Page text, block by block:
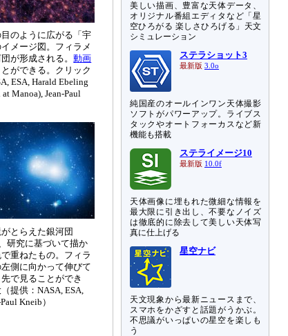
のように広がる「宇
メージ図。フィラメ
が形成される。動画
ができる。クリック
ESA, Harald Ebeling
Manoa), Jean-Paul
とらえた銀河団
研究に基づいて描か
重ねたもの。フィラ
側に向かって伸びて
で見ることができ
提供：NASA, ESA,
Kneib）
美しい描画、豊富な天体データ、
オリジナル番組エディタなど「星
空ひろがる 楽しさひろげる」天文
シミュレーション
ステラショット3
最新版 3.0o
純国産のオールインワン天体撮影
ソフトがパワーアップ。ライブス
タックやオートフォーカスなど新
機能も搭載
ステライメージ10
最新版 10.0f
天体画像に埋もれた微細な情報を
最大限に引き出し、不要なノイズ
は徹底的に除去して美しい天体写
真に仕上げる
星空ナビ
天文現象から最新ニュースまで、
スマホをかざすと話題がうかぶ。
不思議がいっぱいの星空を楽しも
う